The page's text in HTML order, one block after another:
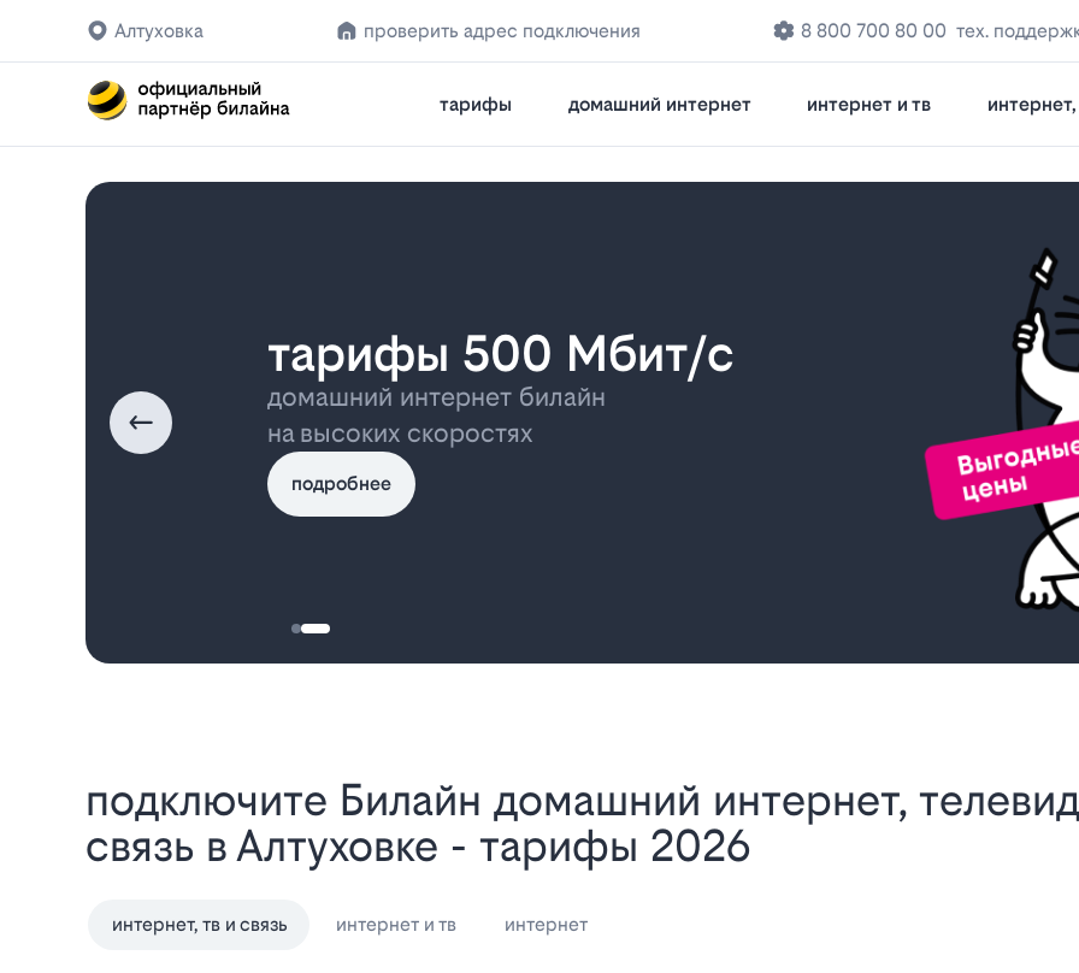
Алтуховка проверить адрес подключения 8 800 700 80 00 тех.
тарифы домашний интернет интернет и тв
тарифы 500 Мбит/с
домашний интернет билайн
на высоких скоростях
подробнее
Подключите Билайн домашний интернет, телевидение и мобильную
связь в Алтуховке - тарифы 2026
интернет, тв и связь интернет и тв интернет